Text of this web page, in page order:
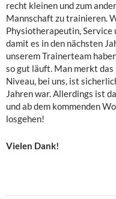
recht kleinen und zum
Mannschaft zu trainieren.
Physiotherapeutin, Service
damit es in den nächsten
unserem Trainerteam
so gut läuft. Man merkt
Niveau, bei uns, ist
Jahren war. Allerdings ist
und ab dem kommenden
losgehen!
Vielen Dank!